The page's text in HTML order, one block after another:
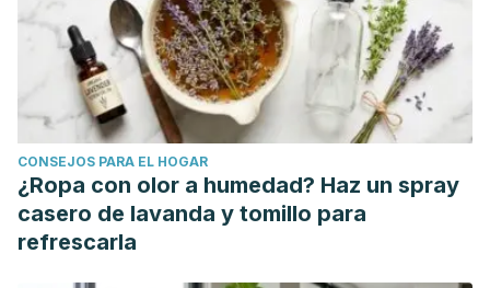
Lince, B. Á. (2011). La posición depresiva.Desde el Jardín
de Freud
, (11), 77-92.
Melero, M. L. (2018). La indiferencia afectiva como rasgo
nocivo de la personalidad.
Anuario de derecho penal y
ciencias penales,71(1), 265-305.
CONSEJOS PARA EL HOGAR
¿Ropa con olor a humedad? Haz un spray
casero de lavanda y tomillo para
refrescarla